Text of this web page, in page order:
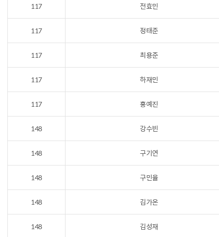
117 전효민
117 정태준
117 최용준
117 하재민
117 홍예진
148 강수빈
148 구기연
148 구민율
148 김가온
148 김성재